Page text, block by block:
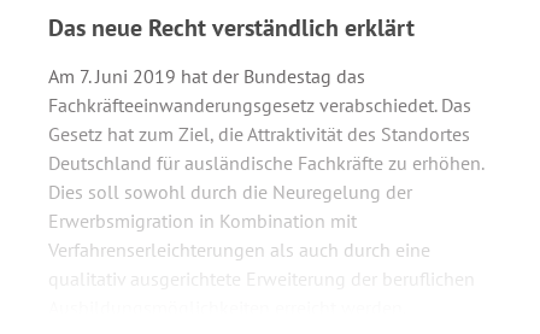
Das neue Recht verständlich erklärt
Am 7. Juni 2019 hat der Bundestag das
Fachkräfteeinwanderungsgesetz verabschiedet. Das
Gesetz hat zum Ziel, die Attraktivität des Standortes
Deutschland für ausländische Fachkräfte zu erhöhen.
Dies soll sowohl durch die Neuregelung der
Erwerbsmigration in Kombination mit
Verfahrenserleichterungen als auch durch eine
qualitativ ausgerichtete Erweiterung der beruflichen